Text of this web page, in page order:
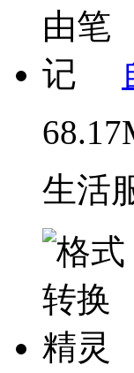
生活